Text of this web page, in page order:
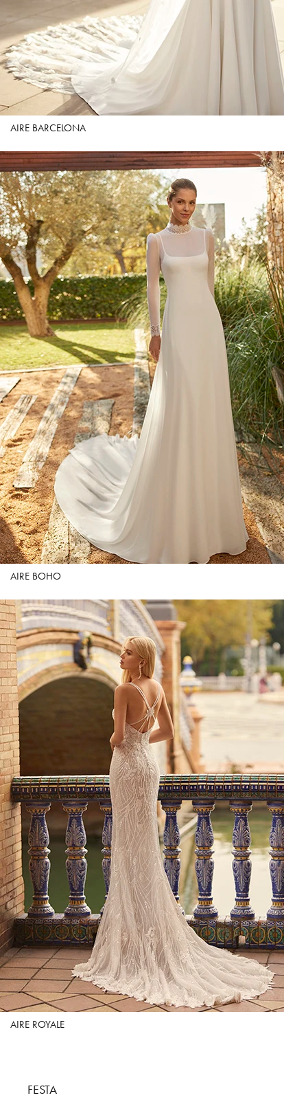
AIRE BARCELONA
AIRE BOHO
AIRE ROYALE
FESTA